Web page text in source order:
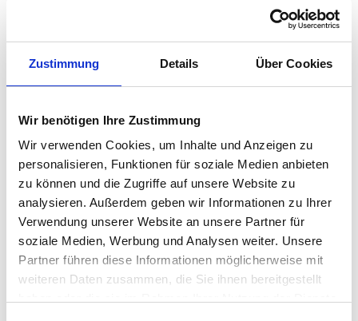
Zustimmung Details Über Cookies
Wir benötigen Ihre Zustimmung
Wir verwenden Cookies, um Inhalte und Anzeigen zu
personalisieren, Funktionen für soziale Medien anbieten
zu können und die Zugriffe auf unsere Website zu
analysieren. Außerdem geben wir Informationen zu Ihrer
Verwendung unserer Website an unsere Partner für
soziale Medien, Werbung und Analysen weiter. Unsere
Partner führen diese Informationen möglicherweise mit
weiteren Daten zusammen, die Sie ihnen bereitgestellt
Quadratmeterpreise in Radevormwald Keilbeck
für Wohnungen nach Wohnungstyp
Wohnungspreise /m 2025 2026
Sonstige 2.122 € 2.132 € 2.204 €